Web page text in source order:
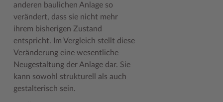
Zuständigkeitsfinder SH ↗
Termine
Ukrainehilfe
Woche der Seelischen Gesundheit
#MeinStormarn
Wappenrolle
Was ist ein Kreis?
Zahlen, Daten, Fakten
Wälder und Moore
anderen baulichen Anlage so
verändert, dass sie nicht mehr
ihrem bisherigen Zustand
entspricht. Im Vergleich stellt diese
Veränderung eine wesentliche
Neugestaltung der Anlage dar. Sie
kann sowohl strukturell als auch
gestalterisch sein.